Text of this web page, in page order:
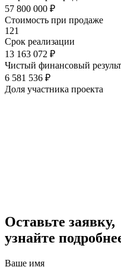
57 800 000 ₽
Стоимость при продаже
121
Срок реализации
13 163 072 ₽
Чистый финансовый
6 581 536 ₽
Доля участника проекта
Оставьте заявку,
узнайте
Ваше имя